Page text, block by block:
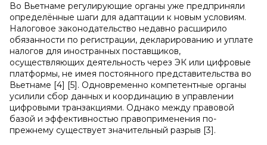
Во Вьетнаме регулирующие органы уже предприняли
определённые шаги для адаптации к новым условиям.
Налоговое законодательство недавно расширило
обязанности по регистрации, декларированию и уплате
налогов для иностранных поставщиков,
осуществляющих деятельность через ЭК или цифровые
платформы, не имея постоянного представительства во
Вьетнаме [4] [5]. Одновременно компетентные органы
усилили сбор данных и координацию в управлении
цифровыми транзакциями. Однако между правовой
базой и эффективностью правоприменения по-
прежнему существует значительный разрыв [3].